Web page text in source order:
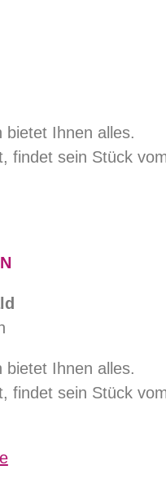
bietet Ihnen alles.
findet sein Stück
bietet Ihnen alles.
findet sein Stück